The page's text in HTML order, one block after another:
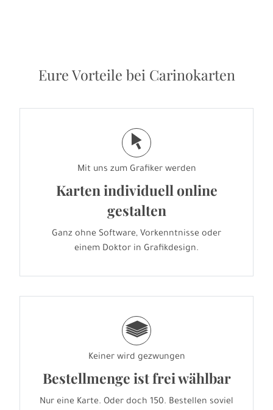
Eure Vorteile bei Carinokarten
j
Mit uns zum Grafiker werden
Karten individuell online
gestalten
Ganz ohne Software, Vorkenntnisse oder
einem Doktor in Grafikdesign.
g
Keiner wird gezwungen
Bestellmenge ist frei wählbar
Nur eine Karte. Oder doch 150. Bestellen soviel